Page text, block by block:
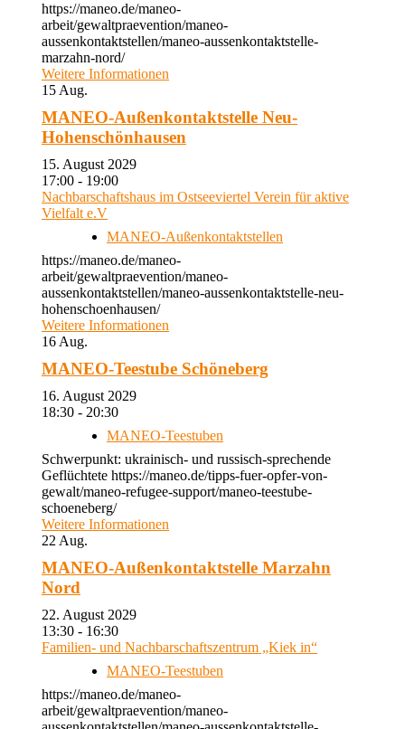
https://maneo.de/maneo-
arbeit/gewaltpraevention/maneo-
aussenkontaktstellen/maneo-aussenkontaktstelle-
marzahn-nord/
Weitere Informationen
15 Aug.
MANEO-Außenkontaktstelle Neu-
Hohenschönhausen
15. August 2029
17:00 - 19:00
Nachbarschaftshaus im Ostseeviertel Verein für aktive
Vielfalt e.V
MANEO-Außenkontaktstellen
https://maneo.de/maneo-
arbeit/gewaltpraevention/maneo-
aussenkontaktstellen/maneo-aussenkontaktstelle-neu-
hohenschoenhausen/
Weitere Informationen
16 Aug.
MANEO-Teestube Schöneberg
16. August 2029
18:30 - 20:30
MANEO-Teestuben
Schwerpunkt: ukrainisch- und russisch-sprechende
Geflüchtete https://maneo.de/tipps-fuer-opfer-von-
gewalt/maneo-refugee-support/maneo-teestube-
schoeneberg/
Weitere Informationen
22 Aug.
MANEO-Außenkontaktstelle Marzahn
Nord
22. August 2029
13:30 - 16:30
Familien- und Nachbarschaftszentrum „Kiek in“
MANEO-Teestuben
https://maneo.de/maneo-
arbeit/gewaltpraevention/maneo-